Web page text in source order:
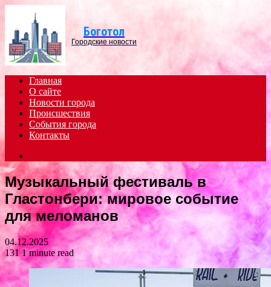
Боготол
Городские новости
Главная
О сайте
Новости города
Происшествия
События города
Контакты
for
Музыкальный фестиваль в
Гластонбери: мировое событие
для меломанов
04.12.2025
1311 minute read